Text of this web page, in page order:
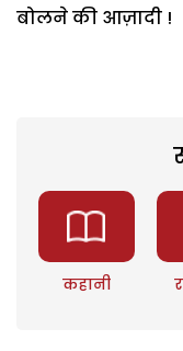
बोलने की आज़ादी !
कहानी